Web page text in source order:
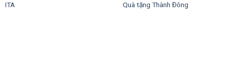
ITA Quà tặng Thành Đông